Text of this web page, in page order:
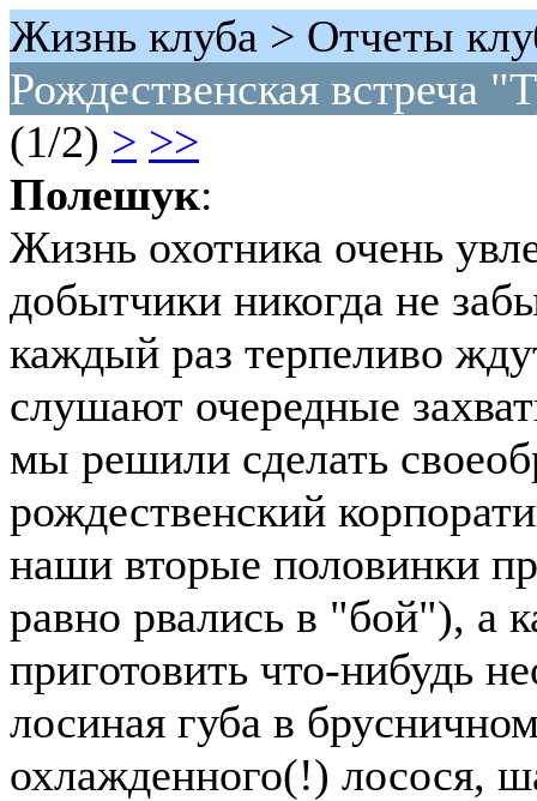
Жизнь клуба > Отчеты
Рождественская встреча
(1/2) > >>
Полешук:
Жизнь охотника очень
добытчики никогда не
каждый раз терпеливо
слушают очередные
мы решили сделать
рождественский
наши вторые половинки
равно рвались в "бой"), а
приготовить что-нибудь
лосиная губа в
охлажденного(!) лосося,